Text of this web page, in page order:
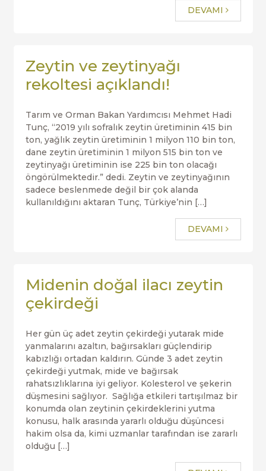
DEVAMI
Zeytin ve zeytinyağı
rekoltesi açıklandı!
Tarım ve Orman Bakan Yardımcısı Mehmet Hadi
Tunç, “2019 yılı sofralık zeytin üretiminin 415 bin
ton, yağlık zeytin üretiminin 1 milyon 110 bin ton,
dane zeytin üretiminin 1 milyon 515 bin ton ve
zeytinyağı üretiminin ise 225 bin ton olacağı
öngörülmektedir.” dedi. Zeytin ve zeytinyağının
sadece beslenmede değil bir çok alanda
kullanıldığını aktaran Tunç, Türkiye’nin […]
DEVAMI
Midenin doğal ilacı zeytin
çekirdeği
Her gün üç adet zeytin çekirdeği yutarak mide
yanmalarını azaltın, bağırsakları güçlendirip
kabızlığı ortadan kaldırın. Günde 3 adet zeytin
çekirdeği yutmak, mide ve bağırsak
rahatsızlıklarına iyi geliyor. Kolesterol ve şekerin
düşmesini sağlıyor. Sağlığa etkileri tartışılmaz bir
konumda olan zeytinin çekirdeklerini yutma
konusu, halk arasında yararlı olduğu düşüncesi
hakim olsa da, kimi uzmanlar tarafından ise zararlı
olduğu […]